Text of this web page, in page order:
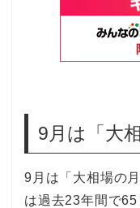
9月は「大
9月は「大相場の
は過去23年間で65